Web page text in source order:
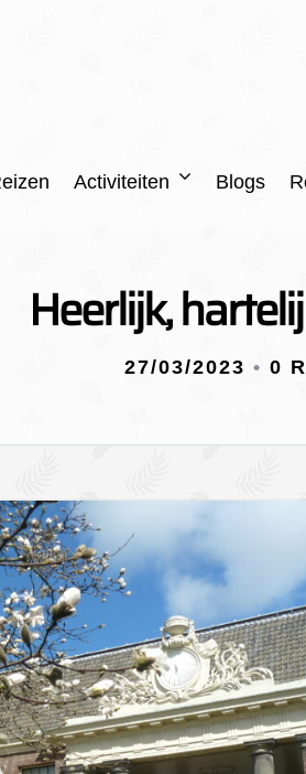
Activiteiten Blogs
Heerlijk,
27/03/2023 • 0